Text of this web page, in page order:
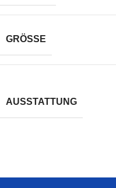
GRÖSSE
AUSSTATTUNG